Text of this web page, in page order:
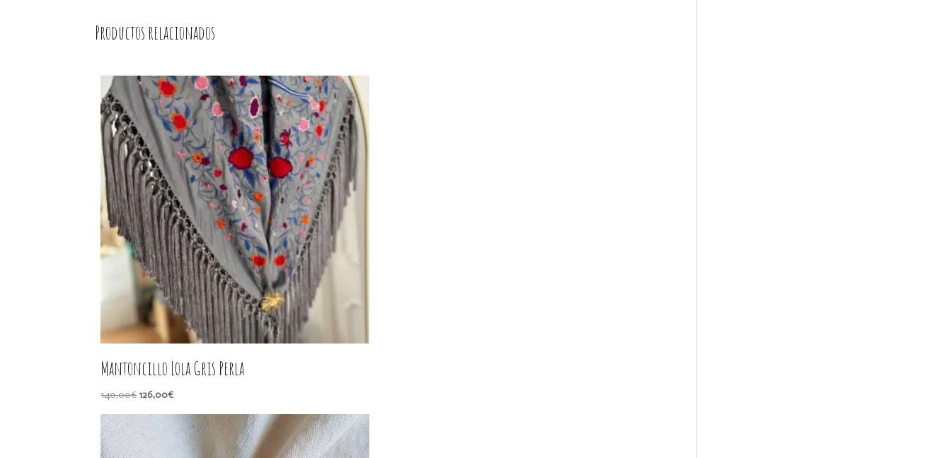
Productos relacionados
Mantoncillo Lola Gris Perla
140,00€El
126,00€El
actual